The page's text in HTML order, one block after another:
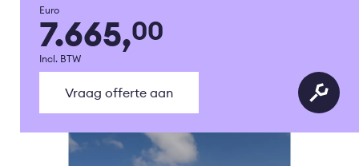
Euro
7.665,00
Incl. BTW
Vraag offerte aan